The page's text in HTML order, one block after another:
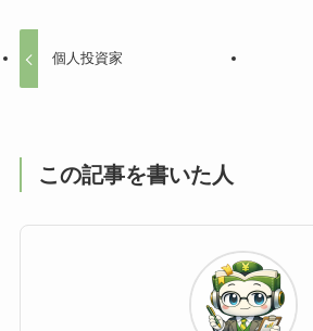
個人投資家
この記事を書いた人